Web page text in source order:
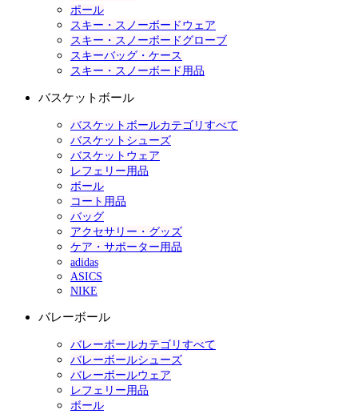
ポール
スキー・スノーボードウェア
スキー・スノーボードグローブ
スキーバッグ・ケース
スキー・スノーボード用品
バスケットボール
バスケットボールカテゴリすべて
バスケットシューズ
バスケットウェア
レフェリー用品
ボール
コート用品
バッグ
アクセサリー・グッズ
ケア・サポーター用品
adidas
ASICS
NIKE
バレーボール
バレーボールカテゴリすべて
バレーボールシューズ
バレーボールウェア
レフェリー用品
ボール